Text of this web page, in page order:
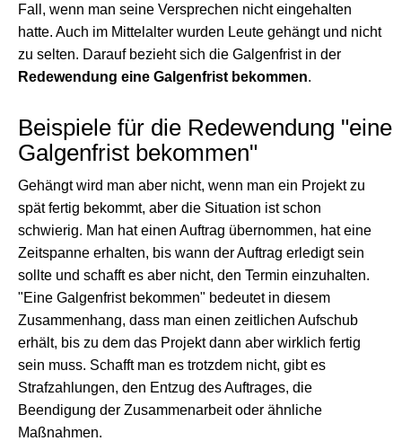
Fall, wenn man seine Versprechen nicht eingehalten
hatte. Auch im Mittelalter wurden Leute gehängt und nicht
zu selten. Darauf bezieht sich die Galgenfrist in der
Redewendung eine Galgenfrist bekommen.
Beispiele für die Redewendung "eine
Galgenfrist bekommen"
Gehängt wird man aber nicht, wenn man ein Projekt zu
spät fertig bekommt, aber die Situation ist schon
schwierig. Man hat einen Auftrag übernommen, hat eine
Zeitspanne erhalten, bis wann der Auftrag erledigt sein
sollte und schafft es aber nicht, den Termin einzuhalten.
"Eine Galgenfrist bekommen" bedeutet in diesem
Zusammenhang, dass man einen zeitlichen Aufschub
erhält, bis zu dem das Projekt dann aber wirklich fertig
sein muss. Schafft man es trotzdem nicht, gibt es
Strafzahlungen, den Entzug des Auftrages, die
Beendigung der Zusammenarbeit oder ähnliche
Maßnahmen.